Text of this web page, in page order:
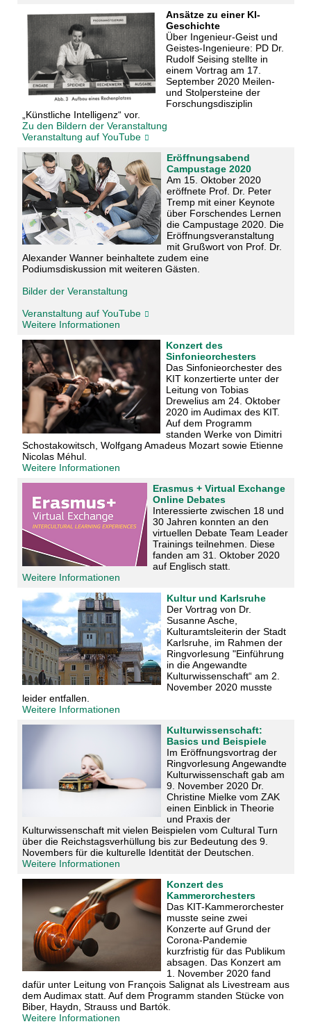
Ansätze zu einer KI-
Geschichte
Über Ingenieur-Geist und
Geistes-Ingenieure: PD Dr.
Rudolf Seising stellte in
einem Vortrag am 17.
September 2020 Meilen-
und Stolpersteine der
Forschungsdisziplin
„Künstliche Intelligenz“ vor.
Zu den Bildern der Veranstaltung
Veranstaltung auf YouTube
Eröffnungsabend
Campustage 2020
Am 15. Oktober 2020
eröffnete Prof. Dr. Peter
Tremp mit einer Keynote
über Forschendes Lernen
die Campustage 2020. Die
Eröffnungsveranstaltung
mit Grußwort von Prof. Dr.
Alexander Wanner beinhaltete zudem eine
Podiumsdiskussion mit weiteren Gästen.
Bilder der Veranstaltung
Veranstaltung auf YouTube
Weitere Informationen
Konzert des
Sinfonieorchesters
Das Sinfonieorchester des
KIT konzertierte unter der
Leitung von Tobias
Drewelius am 24. Oktober
2020 im Audimax des KIT.
Auf dem Programm
standen Werke von Dimitri
Schostakowitsch, Wolfgang Amadeus Mozart sowie Etienne
Nicolas Méhul.
Weitere Informationen
Erasmus + Virtual Exchange
Online Debates
Interessierte zwischen 18 und
30 Jahren konnten an den
virtuellen Debate Team Leader
Trainings teilnehmen. Diese
fanden am 31. Oktober 2020
auf Englisch statt.
Weitere Informationen
Kultur und Karlsruhe
Der Vortrag von Dr.
Susanne Asche,
Kulturamtsleiterin der Stadt
Karlsruhe, im Rahmen der
Ringvorlesung "Einführung
in die Angewandte
Kulturwissenschaft“ am 2.
November 2020 musste
leider entfallen.
Weitere Informationen
Kulturwissenschaft:
Basics und Beispiele
Im Eröffnungsvortrag der
Ringvorlesung Angewandte
Kulturwissenschaft gab am
9. November 2020 Dr.
Christine Mielke vom ZAK
einen Einblick in Theorie
und Praxis der
Kulturwissenschaft mit vielen Beispielen vom Cultural Turn
über die Reichstagsverhüllung bis zur Bedeutung des 9.
Novembers für die kulturelle Identität der Deutschen.
Weitere Informationen
Konzert des
Kammerorchesters
Das KIT-Kammerorchester
musste seine zwei
Konzerte auf Grund der
Corona-Pandemie
kurzfristig für das Publikum
absagen. Das Konzert am
1. November 2020 fand
dafür unter Leitung von François Salignat als Livestream aus
dem Audimax statt. Auf dem Programm standen Stücke von
Biber, Haydn, Strauss und Bartók.
Weitere Informationen